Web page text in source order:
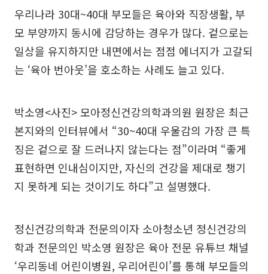
우리나라 30대~40대 부모들은 육아와 직장생활, 부
모 부양까지 동시에 감당하는 경우가 많다. 겉으로는
일상을 유지하지만 내면에서는 점점 에너지가 고갈되
는 ‘육아 번아웃’을 호소하는 사례도 늘고 있다.
박소영<사진> 모아정신건강의학과의원 원장은 최근
본지와의 인터뷰에서 “30~40대 우울감의 가장 큰 특
징은 겉으로 잘 드러나지 않는다는 점”이라며 “좋게
표현하면 인내심이지만, 자신의 건강을 제대로 챙기
지 못하게 되는 것이기도 하다”고 설명했다.
정신건강의학과 전문의이자 소아청소년 정신건강의
학과 전문의인 박소영 원장은 육아 전문 유튜브 채널
‘우리동네 어린이병원, 우리어린이’를 통해 부모들의